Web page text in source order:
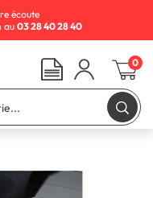
écoute
au 03 28 40 28 40
0